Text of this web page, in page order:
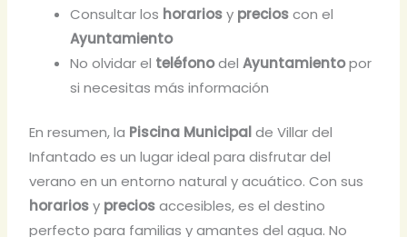
Consultar los horariosy precioscon el
Ayuntamiento
No olvidar el teléfonodelAyuntamientopor
si necesitas más información
En resumen, la Piscina Municipalde Villar del
Infantado es un lugar ideal para disfrutar del
verano en un entorno natural y acuático. Con sus
horariosy preciosaccesibles, es el destino
perfecto para familias y amantes del agua. No